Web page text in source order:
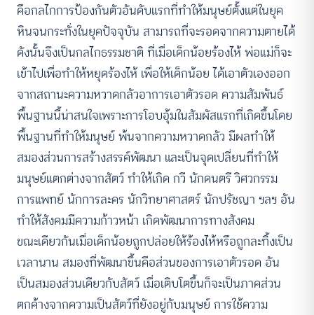
คือกลไกการป้องกันตัวอันดับแรกที่ทำให้มนุษย์ตั้งแต่ในยุค
หินจนกระทั่งในยุคปัจจุบัน สามารถที่จะรอดจากความตายได้
ดังนั้นจึงเป็นกลไกธรรมชาติ ที่เมื่อเด็กน้อยร้องไห้ พ่อแม่ก็จะ
เข้าไปเพื่อทำให้หยุดร้องไห้ เพื่อให้เด็กน้อย ได้เอาตัวเองออก
จากสถานะความหวาดกลัวอาการเอาตัวรอด ความสัมพันธ์
พื้นฐานนี้น่าสนใจเพราะการโอบอุ้มในสัมผัสแรกที่เกิดขึ้นโดย
พื้นฐานที่ทำให้มนุษย์ พ้นจากความหวาดกลัว มีผลทำให้
สมองส่วนการสร้างสรรค์พัฒนา และเป็นจุดเปลี่ยนที่ทำให้
มนุษย์แตกต่างจากสัตว์ ทำให้เกิด กวี นักดนตรี วิศวกรรม
การแพทย์ นักการละคร นักวิทยาศาสตร์ นักปรัชญา ฯลฯ อัน
ทำให้สังคมมีความก้าวหน้า เกิดพัฒนาการทางสังคม
ขณะเดียวกันเมื่อเด็กน้อยถูกปล่อยให้ร้องไห้หรือถูกละทิ้งเป็น
เวลานาน สมองที่พัฒนาขึ้นคือส่วนของการเอาตัวรอด อัน
เป็นสมองส่วนเดียวกับสัตว์ เมื่อเติบโตขึ้นก็จะเป็นภาคส่วน
ตกค้างจากความเป็นสัตว์ที่ยังอยู่กับมนุษย์ การใช้ความ